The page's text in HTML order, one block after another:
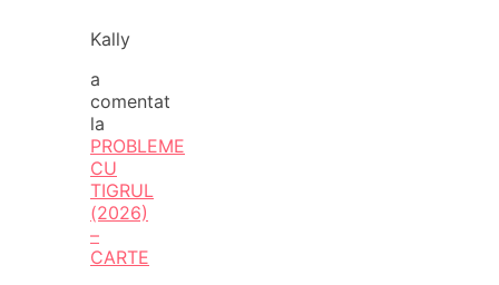
Kally
a
comentat
la
PROBLEME
CU
TIGRUL
(2026)
–
CARTE